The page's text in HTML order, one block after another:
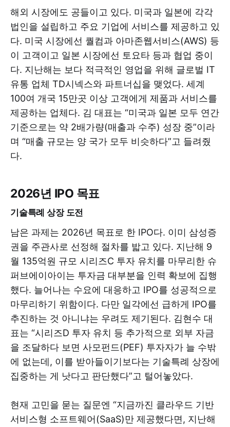
해외 시장에도 공들이고 있다. 미국과 일본에 각각
법인을 설립하고 주요 기업에 서비스를 제공하고 있
다. 미국 시장에선 퀄컴과 아마존웹서비스(AWS) 등
이 고객이고 일본 시장에선 토요타 등과 협업 중이
다. 지난해는 보다 적극적인 영업을 위해 글로벌 IT
유통 업체 TD시넥스와 파트너십을 맺었다. 세계
100여 개국 15만곳 이상 고객에게 제품과 서비스를
제공하는 업체다. 김 대표는 “미국과 일본 모두 연간
기준으로는 약 2배가량(매출과 수주) 성장 중”이라
며 “매출 규모는 양 국가 모두 비슷하다”고 들려줬
다.
2026년 IPO 목표
기술특례 상장 도전
남은 과제는 2026년 목표로 한 IPO다. 이미 삼성증
권을 주관사로 선정해 절차를 밟고 있다. 지난해 9
월 135억원 규모 시리즈C 투자 유치를 마무리한 슈
퍼브에이아이는 투자금 대부분을 인력 확보에 집행
했다. 늘어나는 수요에 대응하고 IPO를 성공적으로
마무리하기 위함이다. 다만 일각에선 급하게 IPO를
추진하는 것 아니냐는 우려도 제기된다. 김현수 대
표는 “시리즈D 투자 유치 등 추가적으로 외부 자금
을 조달하다 보면 사모펀드(PEF) 투자자가 늘 수밖
에 없는데, 이를 받아들이기보다는 기술특례 상장에
집중하는 게 낫다고 판단했다”고 털어놓았다.
현재 고민을 묻는 질문엔 “지금까진 클라우드 기반
서비스형 소프트웨어(SaaS)만 제공했다면, 지난해